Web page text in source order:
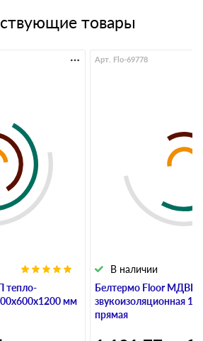
товары
тепло-
мм
Белтермо Floor МДВП
звукоизоляционная
прямая
В наличии
Арт. Flo-69778